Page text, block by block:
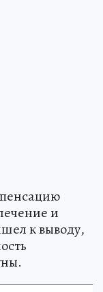
и
к выводу,